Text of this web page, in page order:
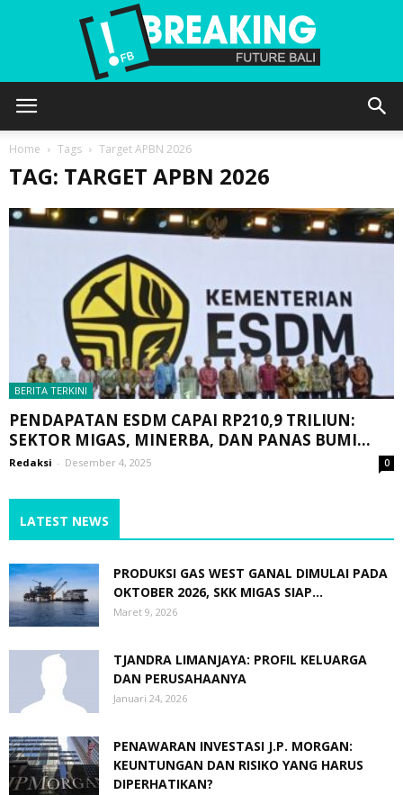
Home Tags Target APBN 2026
TAG: TARGET APBN 2026
BERITA TERKINI
PENDAPATAN ESDM CAPAI RP210,9 TRILIUN:
SEKTOR MIGAS, MINERBA, DAN PANAS BUMI...
Redaksi - Desember 4, 2025 0
LATEST NEWS
PRODUKSI GAS WEST GANAL DIMULAI PADA
OKTOBER 2026, SKK MIGAS SIAP...
Maret 9, 2026
TJANDRA LIMANJAYA: PROFIL KELUARGA
DAN PERUSAHAANYA
Januari 24, 2026
PENAWARAN INVESTASI J.P. MORGAN:
KEUNTUNGAN DAN RISIKO YANG HARUS
DIPERHATIKAN?